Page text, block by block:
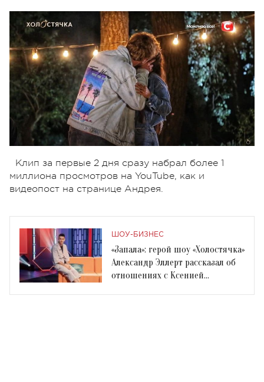
Клип за первые 2 дня сразу набрал более 1
миллиона просмотров на YouTube, как и
видеопост на странице Андрея.
ШОУ-БИЗНЕС
«Запала»: герой шоу «Холостячка»
Александр Эллерт рассказал об
отношениях с Ксенией